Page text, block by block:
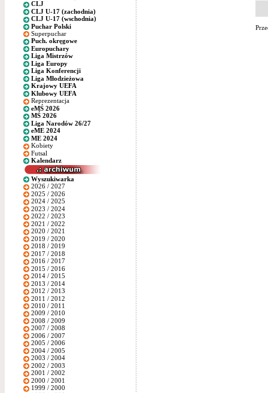
CLJ
CLJ U-17 (zachodnia)
CLJ U-17 (wschodnia)
Puchar Polski
Superpuchar
Puch. okręgowe
Europuchary
Liga Mistrzów
Liga Europy
Liga Konferencji
Liga Młodzieżowa
Krajowy UEFA
Klubowy UEFA
Reprezentacja
eMŚ 2026
MŚ 2026
Liga Narodów 26/27
eME 2024
ME 2024
Kobiety
Futsal
Kalendarz
Wyszukiwarka
2026 / 2027
2025 / 2026
2024 / 2025
2023 / 2024
2022 / 2023
2021 / 2022
2020 / 2021
2019 / 2020
2018 / 2019
2017 / 2018
2016 / 2017
2015 / 2016
2014 / 2015
2013 / 2014
2012 / 2013
2011 / 2012
2010 / 2011
2009 / 2010
2008 / 2009
2007 / 2008
2006 / 2007
2005 / 2006
2004 / 2005
2003 / 2004
2002 / 2003
2001 / 2002
2000 / 2001
1999 / 2000